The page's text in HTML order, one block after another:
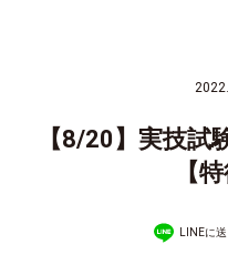
【8/20】実技試
【
LINEに